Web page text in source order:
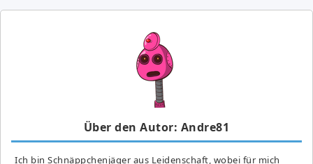
Über den Autor: Andre81
Ich bin Schnäppchenjäger aus Leidenschaft, wobei für mich